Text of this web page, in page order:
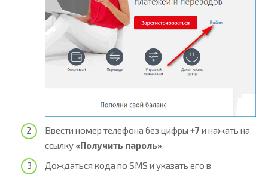
Ввести номер телефона без цифры +7 и нажать на
ссылку «Получить пароль».
Дождаться кода по SMS и указать его в